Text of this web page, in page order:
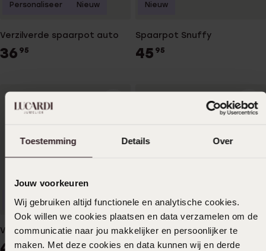
Toestemming Details Over
Jouw voorkeuren
Wij gebruiken altijd functionele en analytische cookies.
Ook willen we cookies plaatsen en data verzamelen om de
communicatie naar jou makkelijker en persoonlijker te
maken. Met deze cookies en data kunnen wij en derde
Verzilverde spaarpot auto
36 95
Personaliseer Nieuw
Spaarpot Snuffy
45 95
Nieuw
Verzilverde spaarpot Nijntje
95
Personaliseer
Spaarpot Voetbal
95
Nieuw